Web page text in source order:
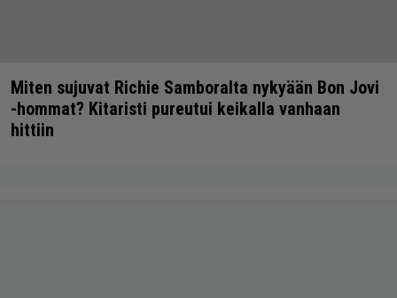
Miten sujuvat Richie Samboralta nykyään Bon Jovi
-hommat? Kitaristi pureutui keikalla vanhaan
hittiin